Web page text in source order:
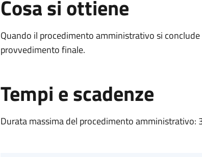
Cosa si ottiene
Quando il procedimento amministrativo si
provvedimento finale.
Tempi e scadenze
Durata massima del procedimento amministrativo: